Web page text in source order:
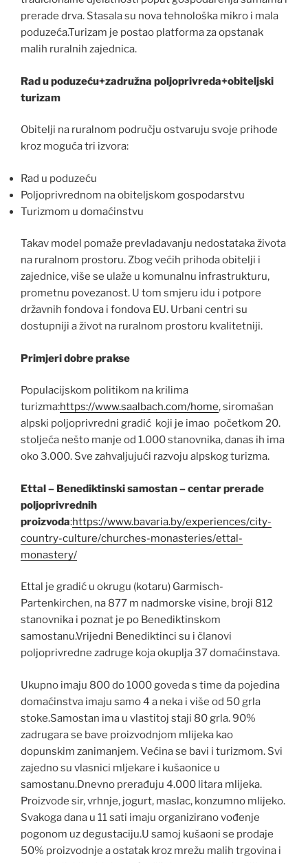
prerade drva. Stasala su nova tehnološka mikro i mala
poduzeća.Turizam je postao platforma za opstanak
malih ruralnih zajednica.
Rad u poduzeću+zadružna poljoprivreda+obiteljski
turizam
Obitelji na ruralnom području ostvaruju svoje prihode
kroz moguća tri izvora:
Rad u poduzeću
Poljoprivrednom na obiteljskom gospodarstvu
Turizmom u domaćinstvu
Takav model pomaže prevladavanju nedostataka života
na ruralnom prostoru. Zbog većih prihoda obitelji i
zajednice, više se ulaže u komunalnu infrastrukturu,
prometnu povezanost. U tom smjeru idu i potpore
državnih fondova i fondova EU. Urbani centri su
dostupniji a život na ruralnom prostoru kvalitetniji.
Primjeri dobre prakse
Populacijskom politikom na krilima
turizma:https://www.saalbach.com/home, siromašan
alpski poljoprivredni gradić koji je imao početkom 20.
stoljeća nešto manje od 1.000 stanovnika, danas ih ima
oko 3.000. Sve zahvaljujući razvoju alpskog turizma.
Ettal – Benediktinski samostan – centar prerade
poljoprivrednih
proizvoda:https://www.bavaria.by/experiences/city-
country-culture/churches-monasteries/ettal-
monastery/
Ettal je gradić u okrugu (kotaru) Garmisch-
Partenkirchen, na 877 m nadmorske visine, broji 812
stanovnika i poznat je po Benediktinskom
samostanu.Vrijedni Benediktinci su i članovi
poljoprivredne zadruge koja okuplja 37 domaćinstava.
Ukupno imaju 800 do 1000 goveda s time da pojedina
domaćinstva imaju samo 4 a neka i više od 50 grla
stoke.Samostan ima u vlastitoj staji 80 grla. 90%
zadrugara se bave proizvodnjom mlijeka kao
dopunskim zanimanjem. Većina se bavi i turizmom. Svi
zajedno su vlasnici mljekare i kušaonice u
samostanu.Dnevno prerađuju 4.000 litara mlijeka.
Proizvode sir, vrhnje, jogurt, maslac, konzumno mlijeko.
Svakoga dana u 11 sati imaju organizirano vođenje
pogonom uz degustaciju.U samoj kušaoni se prodaje
50% proizvodnje a ostatak kroz mrežu malih trgovina i